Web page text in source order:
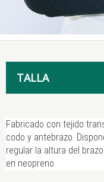
TALLA
2
Fabricado con tejido
codo y antebrazo.
regular la altura del
en neopreno.